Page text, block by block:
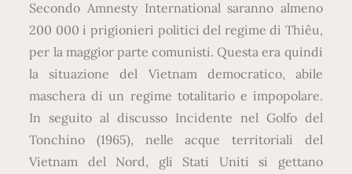
Secondo Amnesty International saranno almeno
200 000 i prigionieri politici del regime di Thiêu,
per la maggior parte comunisti. Questa era quindi
la situazione del Vietnam democratico, abile
maschera di un regime totalitario e impopolare.
In seguito al discusso Incidente nel Golfo del
Tonchino (1965), nelle acque territoriali del
Vietnam del Nord, gli Stati Uniti si gettano